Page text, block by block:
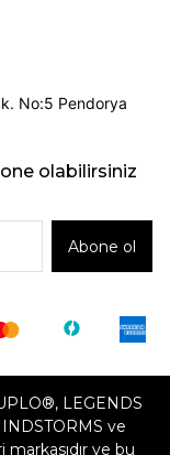
No:5 Pendorya
olabilirsiniz
Abone ol
LEGENDS
ve
ve bu